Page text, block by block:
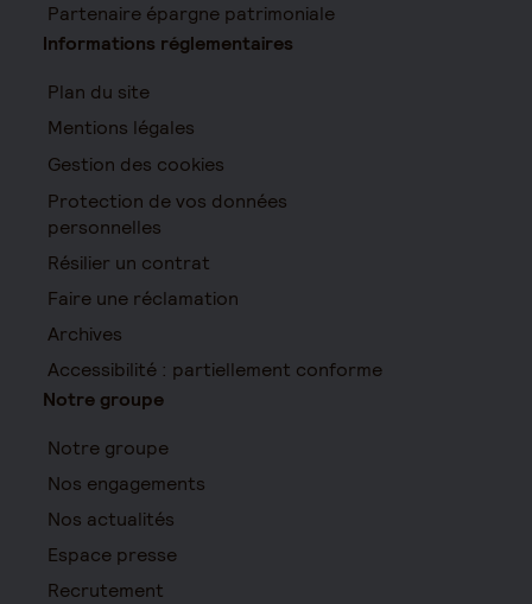
Partenaire épargne patrimoniale
Informations réglementaires
Plan du site
Mentions légales
Gestion des cookies
Protection de vos données
personnelles
Résilier un contrat
Faire une réclamation
Archives
Accessibilité : partiellement conforme
Notre groupe
Notre groupe
Nos engagements
Nos actualités
Espace presse
Recrutement